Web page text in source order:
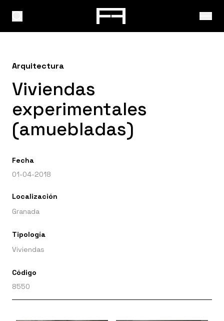
Arquitectura
Viviendas
experimentales
(amuebladas)
Fecha
01-04-2018
Localización
Granada
Tipología
Viviendas
Código
8550